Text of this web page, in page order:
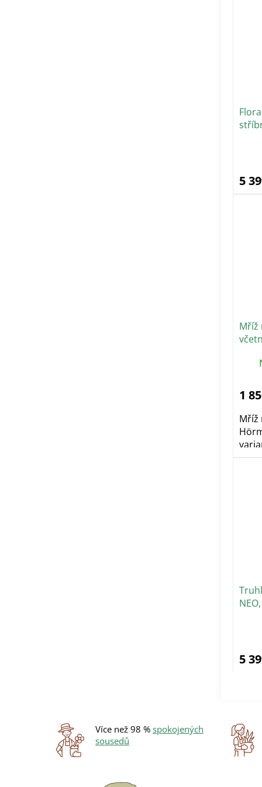
5
Mříž
1
Mříž
5
Více než 98 % spokojených
sousedů